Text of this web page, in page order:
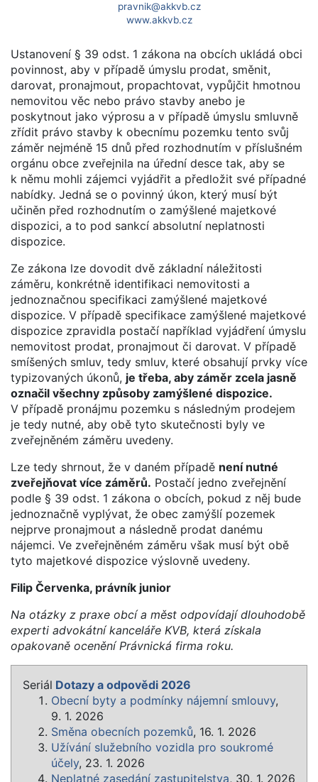
pravnik@akkvb.cz
www.akkvb.cz
Ustanovení § 39 odst. 1 zákona na obcích ukládá obci
povinnost, aby v případě úmyslu prodat, směnit,
darovat, pronajmout, propachtovat, vypůjčit hmotnou
nemovitou věc nebo právo stavby anebo je
poskytnout jako výprosu a v případě úmyslu smluvně
zřídit právo stavby k obecnímu pozemku tento svůj
záměr nejméně 15 dnů před rozhodnutím v příslušném
orgánu obce zveřejnila na úřední desce tak, aby se
k němu mohli zájemci vyjádřit a předložit své případné
nabídky. Jedná se o povinný úkon, který musí být
učiněn před rozhodnutím o zamýšlené majetkové
dispozici, a to pod sankcí absolutní neplatnosti
dispozice.
Ze zákona lze dovodit dvě základní náležitosti
záměru, konkrétně identifikaci nemovitosti a
jednoznačnou specifikaci zamýšlené majetkové
dispozice. V případě specifikace zamýšlené majetkové
dispozice zpravidla postačí například vyjádření úmyslu
nemovitost prodat, pronajmout či darovat. V případě
smíšených smluv, tedy smluv, které obsahují prvky více
typizovaných úkonů, je třeba, aby záměr zcela jasně
označil všechny způsoby zamýšlené dispozice.
V případě pronájmu pozemku s následným prodejem
je tedy nutné, aby obě tyto skutečnosti byly ve
zveřejněném záměru uvedeny.
Lze tedy shrnout, že v daném případě není nutné
zveřejňovat více záměrů. Postačí jedno zveřejnění
podle § 39 odst. 1 zákona o obcích, pokud z něj bude
jednoznačně vyplývat, že obec zamýšlí pozemek
nejprve pronajmout a následně prodat danému
nájemci. Ve zveřejněném záměru však musí být obě
tyto majetkové dispozice výslovně uvedeny.
Filip Červenka, právník junior
Na otázky z praxe obcí a měst odpovídají dlouhodobě
experti advokátní kanceláře KVB, která získala
opakovaně ocenění Právnická firma roku.
Seriál Dotazy a odpovědi 2026
Obecní byty a podmínky nájemní smlouvy,
9. 1. 2026
Směna obecních pozemků, 16. 1. 2026
Užívání služebního vozidla pro soukromé
účely, 23. 1. 2026
Neplatné zasedání zastupitelstva, 30. 1. 2026